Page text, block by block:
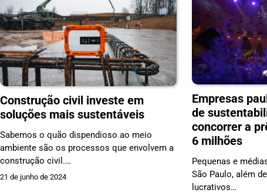
Construção civil investe em
soluções mais sustentáveis
Sabemos o quão dispendioso ao meio
ambiente são os processos que envolvem a
construção civil.…
21 de junho de 2024
Empresas
de
concorrer a
6 milhões
Pequenas e
São Paulo, além
lucrativos…